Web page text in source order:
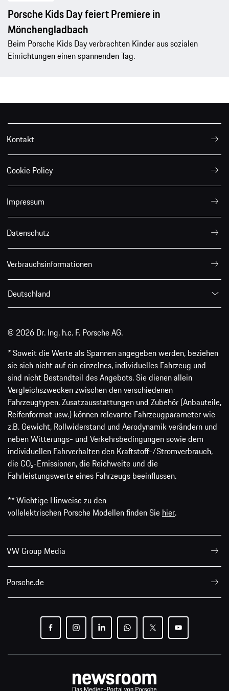
Porsche Kids Day feiert Premiere in
Mönchengladbach
Beim Porsche Kids Day verbrachten Kinder aus sozialen
Einrichtungen einen spannenden Tag.
Kontakt
Cookie Policy
Impressum
Datenschutz
Verbrauchsinformationen
Deutschland
© 2026 Dr. Ing. h.c. F. Porsche AG.
* Soweit die Werte als Spannen angegeben werden, beziehen
sie sich nicht auf ein einzelnes, individuelles Fahrzeug und
sind nicht Bestandteil des Angebots. Sie dienen allein
Vergleichszwecken zwischen den verschiedenen
Fahrzeugtypen. Zusatzausstattungen und Zubehör (Anbauteile,
Reifenformat usw.) können relevante Fahrzeugparameter wie
z.B. Gewicht, Rollwiderstand und Aerodynamik verändern und
neben Witterungs- und Verkehrsbedingungen sowie dem
individuellen Fahrverhalten den Kraftstoff-/Stromverbrauch,
die CO₂-Emissionen, die Reichweite und die
Fahrleistungswerte eines Fahrzeugs beeinflussen.
** Wichtige Hinweise zu den
vollelektrischen Porsche Modellen finden Sie hier.
VW Group Media
Porsche.de